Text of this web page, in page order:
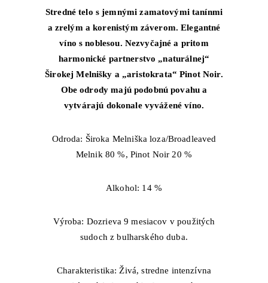
Stredné telo s jemnými zamatovými tanínmi
a zrelým a korenistým záverom. Elegantné
víno s noblesou. Nezvyčajné a pritom
harmonické partnerstvo „naturálnej“
Širokej Melnišky a „aristokrata“ Pinot Noir.
Obe odrody majú podobnú povahu a
vytvárajú dokonale vyvážené víno.
Odroda: Široka Melniška loza/Broadleaved
Melnik 80 %, Pinot Noir 20 %
Alkohol: 14 %
Výroba: Dozrieva 9 mesiacov v použitých
sudoch z bulharského duba.
Charakteristika: Živá, stredne intenzívna